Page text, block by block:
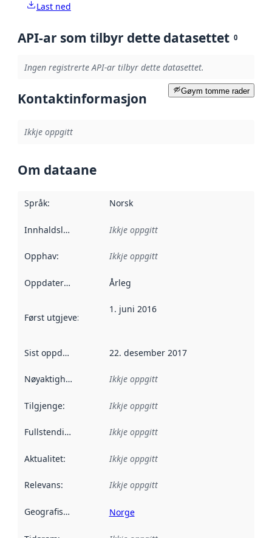
Last ned
API-ar som tilbyr dette datasettet 0
Ingen registrerte API-ar tilbyr dette datasettet.
Gøym tomme rader
Kontaktinformasjon
Ikkje oppgitt
Om dataane
Språk: Norsk
Innhaldsleverandørar :
Ikkje oppgitt
Opphav: Ikkje oppgitt
Oppdateringsfrekvens :
Årleg
Først utgjeve: Denne datoen seier når dataa i dette
1. juni 2016
Sist oppdatert 22. desember 2017
Nøyaktigheit Ikkje oppgitt
Tilgjenge: Ikkje oppgitt
Fullstendigheit Ikkje oppgitt
Aktualitet: Ikkje oppgitt
Relevans: Ikkje oppgitt
Geografisk område Norge